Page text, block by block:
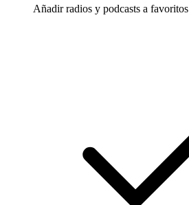
Añadir radios y podcasts a favoritos